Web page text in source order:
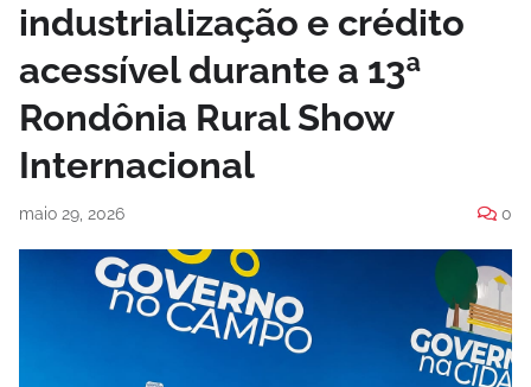
industrialização e crédito
acessível durante a 13ª
Rondônia Rural Show
Internacional
maio 29, 2026 0